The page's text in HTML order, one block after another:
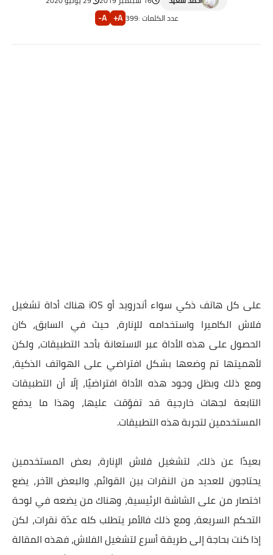
عدد الكلمات :399
A+
A-
على كل هاتف ذكي سواء أندرويد أو iOS هناك أداة تشغيل
فلاش الكاميرا واستخدامه للإنارة، حيث في السابق، كان
الحصول على هذه الأداة عبر الاستعانة بأحد التطبيقات، ولكن
لأهميتها تم وضعها بشكل افتراضي على الهواتف الذكية،
ومع ذلك وبظل وجود هذه الأداة افتراضيًا، إلّا أن التطبيقات
التابعة لجهات خارجية قد تفوّقت عليها، وهذا ما يدفع
المستخدمين لتجربة هذه التطبيقات.
بعيدًا عن ذلك، لتشغيل فلاش الإنارة، بعض المستخدمين
يحتاجون للعديد من النقرات بين القوائم، والبعض الآخر، يضع
اختصار من على الشاشة الرئيسية، وهناك من يضعه في لوحة
التحكم السريعة، ومع ذلك فالأمر يتطلب كله عدّة نقرات، لكن
إذا كنت بحاجة إلى طريقة أسرع لتشغيل الفلاش، فهذه المقالة